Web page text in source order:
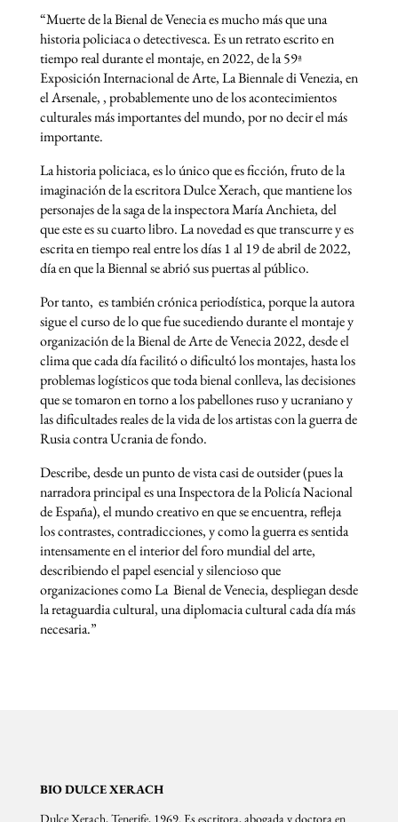
“Muerte de la Bienal de Venecia es mucho más que una
historia policiaca o detectivesca. Es un retrato escrito en
tiempo real durante el montaje, en 2022, de la 59ª
Exposición Internacional de Arte, La Biennale di Venezia, en
el Arsenale, , probablemente uno de los acontecimientos
culturales más importantes del mundo, por no decir el más
importante.
La historia policiaca, es lo único que es ficción, fruto de la
imaginación de la escritora Dulce Xerach, que mantiene los
personajes de la saga de la inspectora María Anchieta, del
que este es su cuarto libro. La novedad es que transcurre y es
escrita en tiempo real entre los días 1 al 19 de abril de 2022,
día en que la Biennal se abrió sus puertas al público.
Por tanto, es también crónica periodística, porque la autora
sigue el curso de lo que fue sucediendo durante el montaje y
organización de la Bienal de Arte de Venecia 2022, desde el
clima que cada día facilitó o dificultó los montajes, hasta los
problemas logísticos que toda bienal conlleva, las decisiones
que se tomaron en torno a los pabellones ruso y ucraniano y
las dificultades reales de la vida de los artistas con la guerra de
Rusia contra Ucrania de fondo.
Describe, desde un punto de vista casi de outsider (pues la
narradora principal es una Inspectora de la Policía Nacional
de España), el mundo creativo en que se encuentra, refleja
los contrastes, contradicciones, y como la guerra es sentida
intensamente en el interior del foro mundial del arte,
describiendo el papel esencial y silencioso que
organizaciones como La Bienal de Venecia, despliegan desde
la retaguardia cultural, una diplomacia cultural cada día más
necesaria.”
BIO DULCE XERACH
Dulce Xerach, Tenerife, 1969. Es escritora, abogada y doctora en